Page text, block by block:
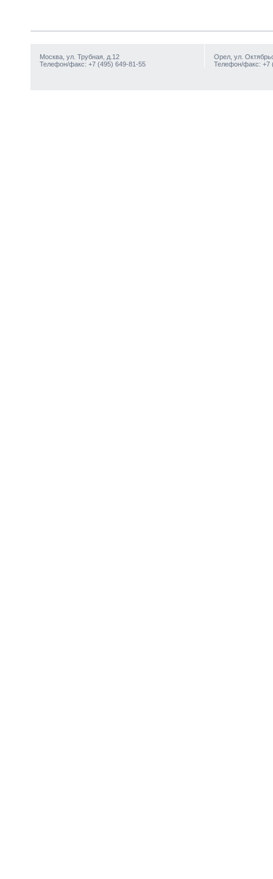
Москва, ул. Трубная, д.12
Телефон/факс: +7 (495) 649-81-55
Орел, ул.
Телефон/факс: +7